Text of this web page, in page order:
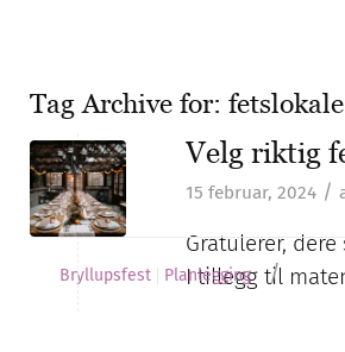
Tag Archive for: fetslokale
Velg riktig
15 februar, 2024 /
Gratulerer,
I tillegg til
Bryllupsfest Planlegging /